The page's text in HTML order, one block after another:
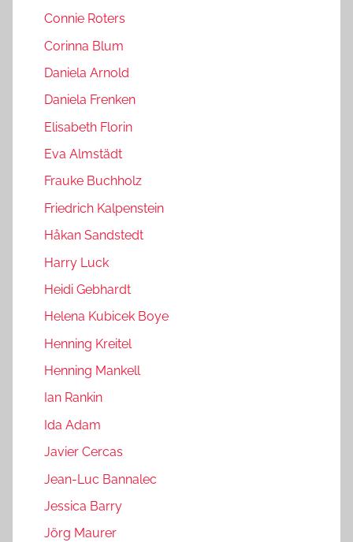
Connie Roters
Corinna Blum
Daniela Arnold
Daniela Frenken
Elisabeth Florin
Eva Almstädt
Frauke Buchholz
Friedrich Kalpenstein
Håkan Sandstedt
Harry Luck
Heidi Gebhardt
Helena Kubicek Boye
Henning Kreitel
Henning Mankell
Ian Rankin
Ida Adam
Javier Cercas
Jean-Luc Bannalec
Jessica Barry
Jörg Maurer